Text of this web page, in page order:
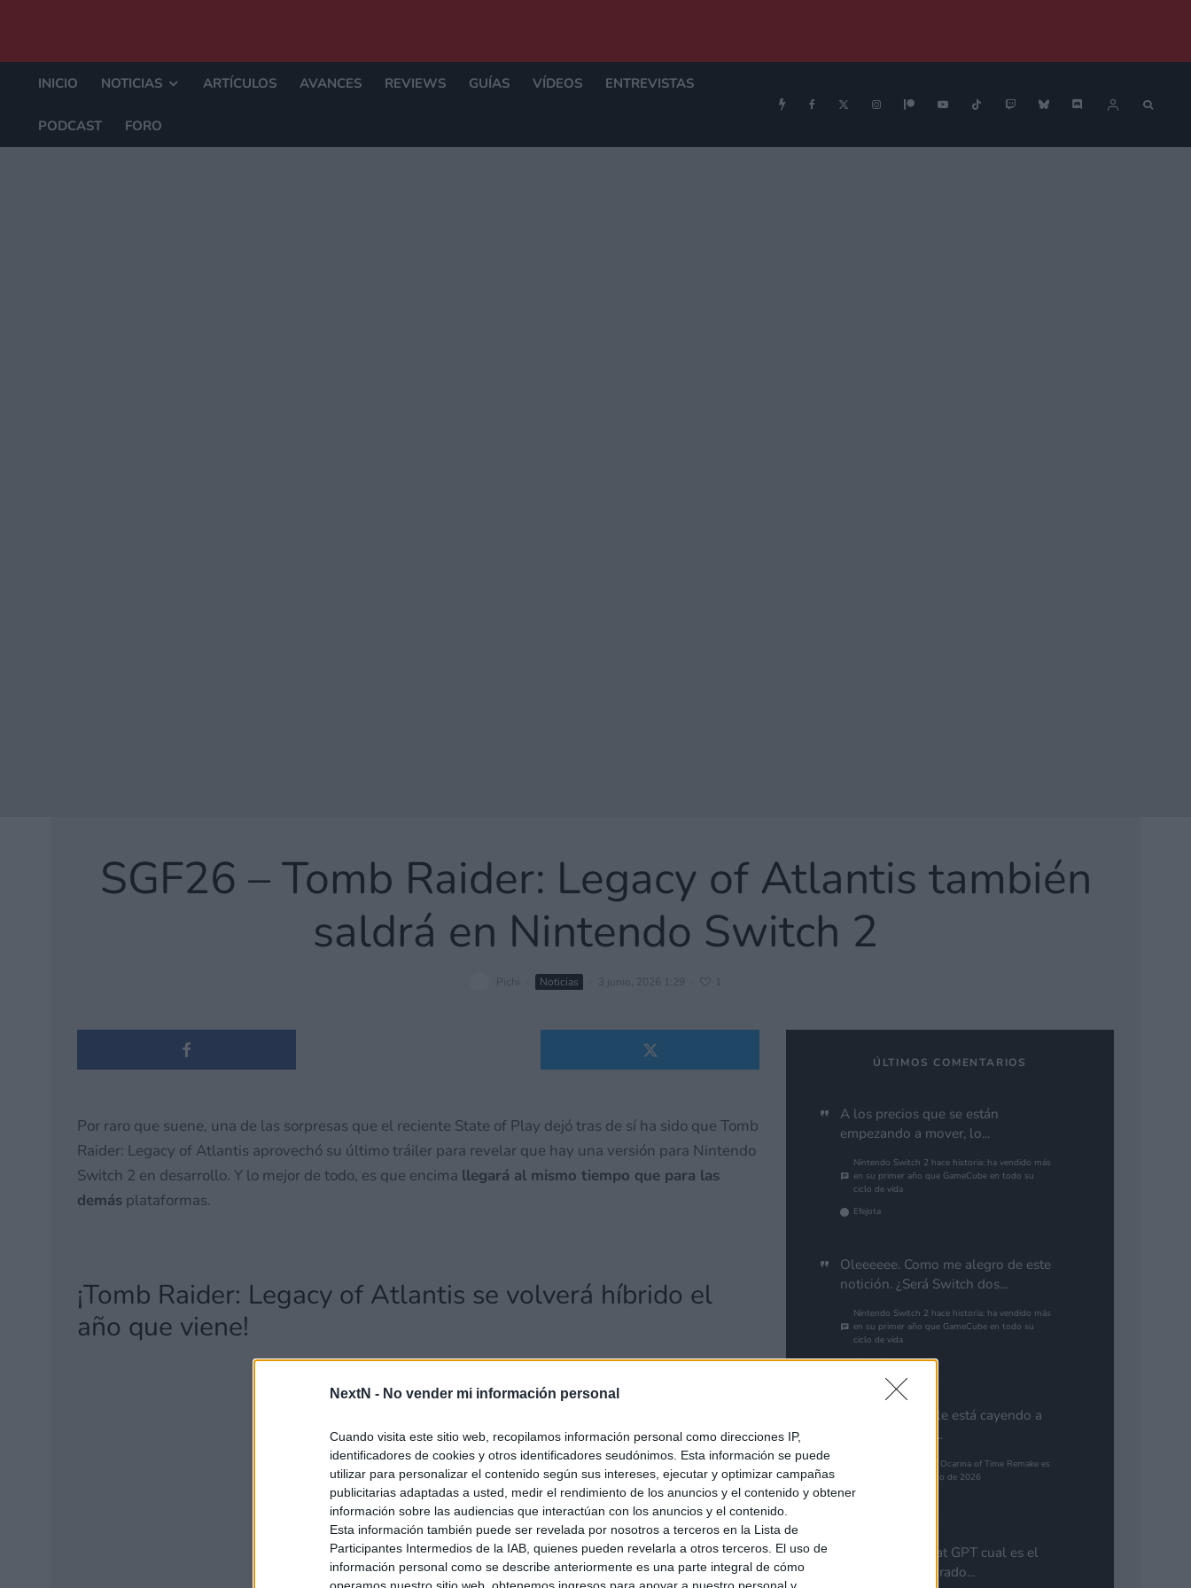
NextN - No vender mi información personal
Cuando visita este sitio web, recopilamos información personal como direcciones IP,
identificadores de cookies y otros identificadores seudónimos. Esta información se puede
utilizar para personalizar el contenido según sus intereses, ejecutar y optimizar campañas
publicitarias adaptadas a usted, medir el rendimiento de los anuncios y el contenido y obtener
información sobre las audiencias que interactúan con los anuncios y el contenido.
Esta información también puede ser revelada por nosotros a terceros en la Lista de
Participantes Intermedios de la IAB, quienes pueden revelarla a otros terceros. El uso de
información personal como se describe anteriormente es una parte integral de cómo
operamos nuestro sitio web, obtenemos ingresos para apoyar a nuestro personal y
INICIO NOTICIAS ARTÍCULOS AVANCES REVIEWS GUÍAS VÍDEOS ENTREVISTAS
PODCAST FORO
SGF26 – Tomb Raider: Legacy of Atlantis también
saldrá en Nintendo Switch 2
Pichi Noticias 3 junio, 2026 1:29 1
Por raro que suene, una de las sorpresas que el reciente State of Play dejó tras de sí ha sido que Tomb
Raider: Legacy of Atlantis aprovechó su último tráiler para revelar que hay una versión para Nintendo
Switch 2 en desarrollo. Y lo mejor de todo, es que encima llegará al mismo tiempo que para las
demás plataformas.
¡Tomb Raider: Legacy of Atlantis se volverá híbrido el
año que viene!
ÚLTIMOS COMENTARIOS
A los precios que se están
empezando a mover, lo...
Nintendo Switch 2 hace historia: ha vendido más
en su primer año que GameCube en todo su
ciclo de vida
Efejota
Oleeeeee. Como me alegro de este
notición. ¿Será Switch dos...
Nintendo Switch 2 hace historia: ha vendido más
en su primer año que GameCube en todo su
ciclo de vida
Gutur 89
Aún con la que le está cayendo a
PlayStation por...
The Legend of Zelda: Ocarina of Time Remake es
el juego más esperado de 2026
alias79
Preguntale a chat GPT cual es el
guego mas esparado...